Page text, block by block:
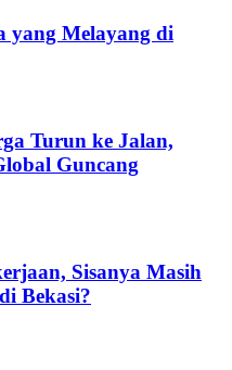
yang Melayang di
Turun ke Jalan,
Guncang
Sisanya Masih
Bekasi?